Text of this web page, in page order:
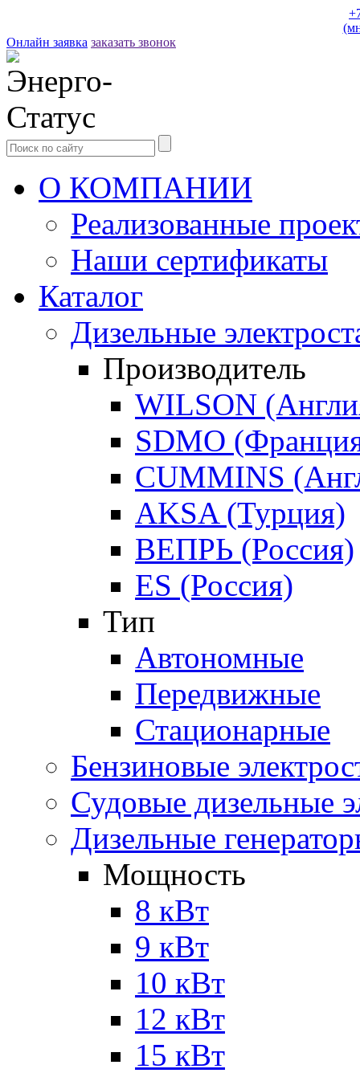
Онлайн заявка заказать звонок
О КОМПАНИИ
Реализованные
Наши сертификаты
Каталог
Дизельные
Производитель
WILSON
SDMO
CUMMINS
AKSA (Турция)
ВЕПРЬ (Россия)
ES (Россия)
Тип
Автономные
Передвижные
Стационарные
Бензиновые
Судовые дизельные
Дизельные
Мощность
8 кВт
9 кВт
10 кВт
12 кВт
15 кВт